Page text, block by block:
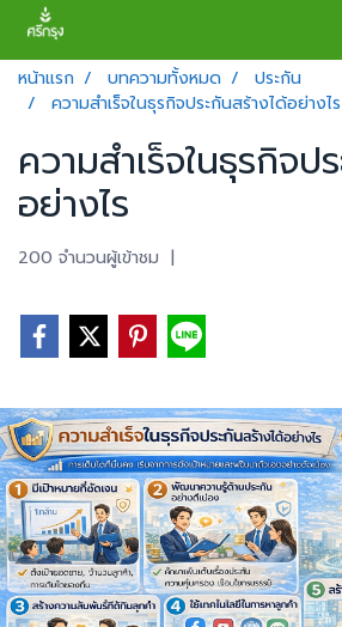
หน้าแรก บทความทั้งหมด
ประกัน
ความสำเร็จในธุรกิจประกันสร้างได้อย่างไร
ความสำเร็จในธุรกิจป
อย่างไร
200 จำนวนผู้เข้าชม |